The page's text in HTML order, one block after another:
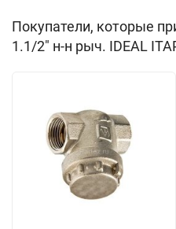
Покупатели, которые
1.1/2" н-н рыч. IDEAL